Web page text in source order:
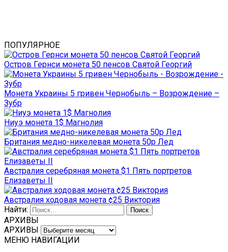
ПОПУЛЯРНОЕ
Остров Гернси монета 50 пенсов Святой Георгий
Монета Украины 5 гривен Чернобыль – Возрождение –
Зубр
Ниуэ монета 1$ Магнолия
Британия медно-никелевая монета 50р Лед
Австралия серебряная монета $1 Пять портретов
Елизаветы II
Австралия ходовая монета ¢25 Виктория
Найти:
АРХИВЫ
АРХИВЫ
МЕНЮ НАВИГАЦИИ